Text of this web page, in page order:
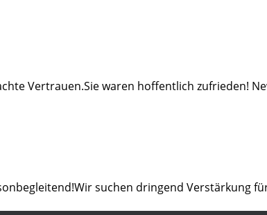
Vertrauen.Sie waren hoffentlich zufrieden!
suchen dringend Verstärkung